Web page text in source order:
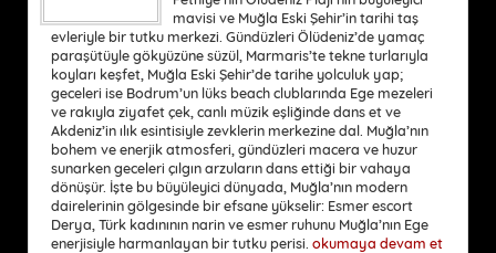
mavisi ve Muğla Eski Şehir’in tarihi taş
evleriyle bir tutku merkezi. Gündüzleri Ölüdeniz’de yamaç
paraşütüyle gökyüzüne süzül, Marmaris’te tekne turlarıyla
koyları keşfet, Muğla Eski Şehir’de tarihe yolculuk yap;
geceleri ise Bodrum’un lüks beach clublarında Ege mezeleri
ve rakıyla ziyafet çek, canlı müzik eşliğinde dans et ve
Akdeniz’in ılık esintisiyle zevklerin merkezine dal. Muğla’nın
bohem ve enerjik atmosferi, gündüzleri macera ve huzur
sunarken geceleri çılgın arzuların dans ettiği bir vahaya
dönüşür. İşte bu büyüleyici dünyada, Muğla’nın modern
dairelerinin gölgesinde bir efsane yükselir: Esmer escort
Derya, Türk kadınının narin ve esmer ruhunu Muğla’nın Ege
enerjisiyle harmanlayan bir tutku perisi. okumaya devam et